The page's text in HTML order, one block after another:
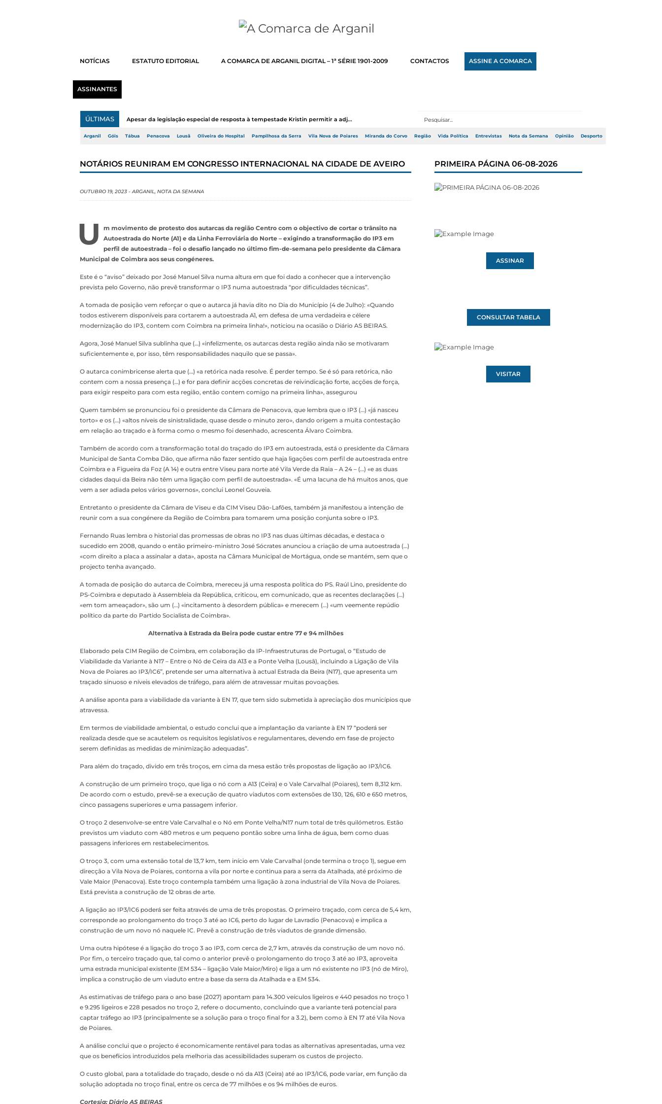
NOTÍCIAS ESTATUTO EDITORIAL A COMARCA DE ARGANIL DIGITAL – 1ª SÉRIE 1901-2009 CONTACTOS ASSINE A COMARCA
ASSINANTES
ÚLTIMAS Apesar da legislação especial de resposta à tempestade Kristin permitir a adj...
Arganil Góis Tábua Penacova Lousã Oliveira do Hospital Pampilhosa da Serra Vila Nova de Poiares Miranda do Corvo Região Vida Política Entrevistas Nota da Semana Opinião Desporto
NOTÁRIOS REUNIRAM EM CONGRESSO INTERNACIONAL NA CIDADE DE AVEIRO
OUTUBRO 19, 2023 -ARGANIL, NOTA DA SEMANA
U
m movimento de protesto dos autarcas da região Centro com o objectivo de cortar o trânsito na
Autoestrada do Norte (A1) e da Linha Ferroviária do Norte – exigindo a transformação do IP3 em
perfil de autoestrada – foi o desafio lançado no último fim-de-semana pelo presidente da Câmara
Municipal de Coimbra aos seus congéneres.
Este é o “aviso” deixado por José Manuel Silva numa altura em que foi dado a conhecer que a intervenção
prevista pelo Governo, não prevê transformar o IP3 numa autoestrada “por dificuldades técnicas”.
A tomada de posição vem reforçar o que o autarca já havia dito no Dia do Município (4 de Julho): «Quando
todos estiverem disponíveis para cortarem a autoestrada A1, em defesa de uma verdadeira e célere
modernização do IP3, contem com Coimbra na primeira linha!», noticiou na ocasião o Diário AS BEIRAS.
Agora, José Manuel Silva sublinha que (…) «infelizmente, os autarcas desta região ainda não se motivaram
suficientemente e, por isso, têm responsabilidades naquilo que se passa».
O autarca conimbricense alerta que (…) «a retórica nada resolve. É perder tempo. Se é só para retórica, não
contem com a nossa presença (…) e for para definir acções concretas de reivindicação forte, acções de força,
para exigir respeito para com esta região, então contem comigo na primeira linha», assegurou
Quem também se pronunciou foi o presidente da Câmara de Penacova, que lembra que o IP3 (…) «já nasceu
torto» e os (…) «altos níveis de sinistralidade, quase desde o minuto zero», dando origem a muita contestação
em relação ao traçado e à forma como o mesmo foi desenhado, acrescenta Álvaro Coimbra.
Também de acordo com a transformação total do traçado do IP3 em autoestrada, está o presidente da Câmara
Municipal de Santa Comba Dão, que afirma não fazer sentido que haja ligações com perfil de autoestrada entre
Coimbra e a Figueira da Foz (A 14) e outra entre Viseu para norte até Vila Verde da Raia – A 24 – (…) «e as duas
cidades daqui da Beira não têm uma ligação com perfil de autoestrada». «É uma lacuna de há muitos anos, que
vem a ser adiada pelos vários governos», conclui Leonel Gouveia.
Entretanto o presidente da Câmara de Viseu e da CIM Viseu Dão-Lafões, também já manifestou a intenção de
reunir com a sua congénere da Região de Coimbra para tomarem uma posição conjunta sobre o IP3.
Fernando Ruas lembra o historial das promessas de obras no IP3 nas duas últimas décadas, e destaca o
sucedido em 2008, quando o então primeiro-ministro José Sócrates anunciou a criação de uma autoestrada (…)
«com direito a placa a assinalar a data», aposta na Câmara Municipal de Mortágua, onde se mantém, sem que o
projecto tenha avançado.
A tomada de posição do autarca de Coimbra, mereceu já uma resposta política do PS. Raúl Lino, presidente do
PS-Coimbra e deputado à Assembleia da República, criticou, em comunicado, que as recentes declarações (…)
«em tom ameaçador», são um (…) «incitamento à desordem pública» e merecem (…) «um veemente repúdio
político da parte do Partido Socialista de Coimbra».
Alternativa à Estrada da Beira pode custar entre 77 e 94 milhões
Elaborado pela CIM Região de Coimbra, em colaboração da IP-Infraestruturas de Portugal, o “Estudo de
Viabilidade da Variante à N17 – Entre o Nó de Ceira da A13 e a Ponte Velha (Lousã), incluindo a Ligação de Vila
Nova de Poiares ao IP3/IC6”, pretende ser uma alternativa à actual Estrada da Beira (N17), que apresenta um
traçado sinuoso e níveis elevados de tráfego, para além de atravessar muitas povoações.
A análise aponta para a viabilidade da variante à EN 17, que tem sido submetida à apreciação dos municípios que
atravessa.
Em termos de viabilidade ambiental, o estudo conclui que a implantação da variante à EN 17 “poderá ser
realizada desde que se acautelem os requisitos legislativos e regulamentares, devendo em fase de projecto
serem definidas as medidas de minimização adequadas”.
Para além do traçado, divido em três troços, em cima da mesa estão três propostas de ligação ao IP3/IC6.
A construção de um primeiro troço, que liga o nó com a A13 (Ceira) e o Vale Carvalhal (Poiares), tem 8,312 km.
De acordo com o estudo, prevê-se a execução de quatro viadutos com extensões de 130, 126, 610 e 650 metros,
cinco passagens superiores e uma passagem inferior.
O troço 2 desenvolve-se entre Vale Carvalhal e o Nó em Ponte Velha/N17 num total de três quilómetros. Estão
previstos um viaduto com 480 metros e um pequeno pontão sobre uma linha de água, bem como duas
passagens inferiores em restabelecimentos.
O troço 3, com uma extensão total de 13,7 km, tem início em Vale Carvalhal (onde termina o troço 1), segue em
direcção a Vila Nova de Poiares, contorna a vila por norte e continua para a serra da Atalhada, até próximo de
Vale Maior (Penacova). Este troço contempla também uma ligação à zona industrial de Vila Nova de Poiares.
Está prevista a construção de 12 obras de arte.
A ligação ao IP3/IC6 poderá ser feita através de uma de três propostas. O primeiro traçado, com cerca de 5,4 km,
corresponde ao prolongamento do troço 3 até ao IC6, perto do lugar de Lavradio (Penacova) e implica a
construção de um novo nó naquele IC. Prevê a construção de três viadutos de grande dimensão.
Uma outra hipótese é a ligação do troço 3 ao IP3, com cerca de 2,7 km, através da construção de um novo nó.
Por fim, o terceiro traçado que, tal como o anterior prevê o prolongamento do troço 3 até ao IP3, aproveita
uma estrada municipal existente (EM 534 – ligação Vale Maior/Miro) e liga a um nó existente no IP3 (nó de Miro),
implica a construção de um viaduto entre a base da serra da Atalhada e a EM 534.
As estimativas de tráfego para o ano base (2027) apontam para 14.300 veículos ligeiros e 440 pesados no troço 1
e 9.295 ligeiros e 228 pesados no troço 2, refere o documento, concluindo que a variante terá potencial para
captar tráfego ao IP3 (principalmente se a solução para o troço final for a 3.2), bem como à EN 17 até Vila Nova
de Poiares.
A análise conclui que o projecto é economicamente rentável para todas as alternativas apresentadas, uma vez
que os benefícios introduzidos pela melhoria das acessibilidades superam os custos de projecto.
O custo global, para a totalidade do traçado, desde o nó da A13 (Ceira) até ao IP3/IC6, pode variar, em função da
solução adoptada no troço final, entre os cerca de 77 milhões e os 94 milhões de euros.
Cortesia: Diário AS BEIRAS
PRIMEIRA PÁGINA 06-08-2026
ASSINAR
CONSULTAR TABELA
VISITAR